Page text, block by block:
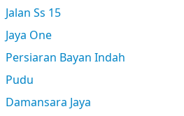
Jalan Ss 15
Jaya One
Persiaran Bayan Indah
Pudu
Damansara Jaya